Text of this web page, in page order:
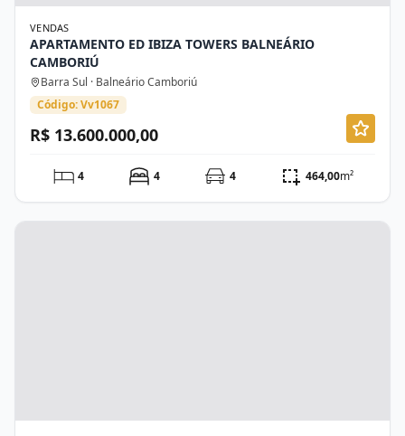
VENDAS
APARTAMENTO ED IBIZA TOWERS BALNEÁRIO
CAMBORIÚ
Barra Sul · Balneário Camboriú
Código: Vv1067
R$ 13.600.000,00
4 4 4 464,00m²